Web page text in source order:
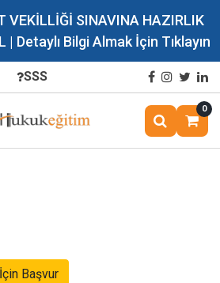
VEKİLLİĞİ SINAVINA HAZIRLIK
| Detaylı Bilgi Almak İçin Tıklayın
SSS
0
İçin Başvur